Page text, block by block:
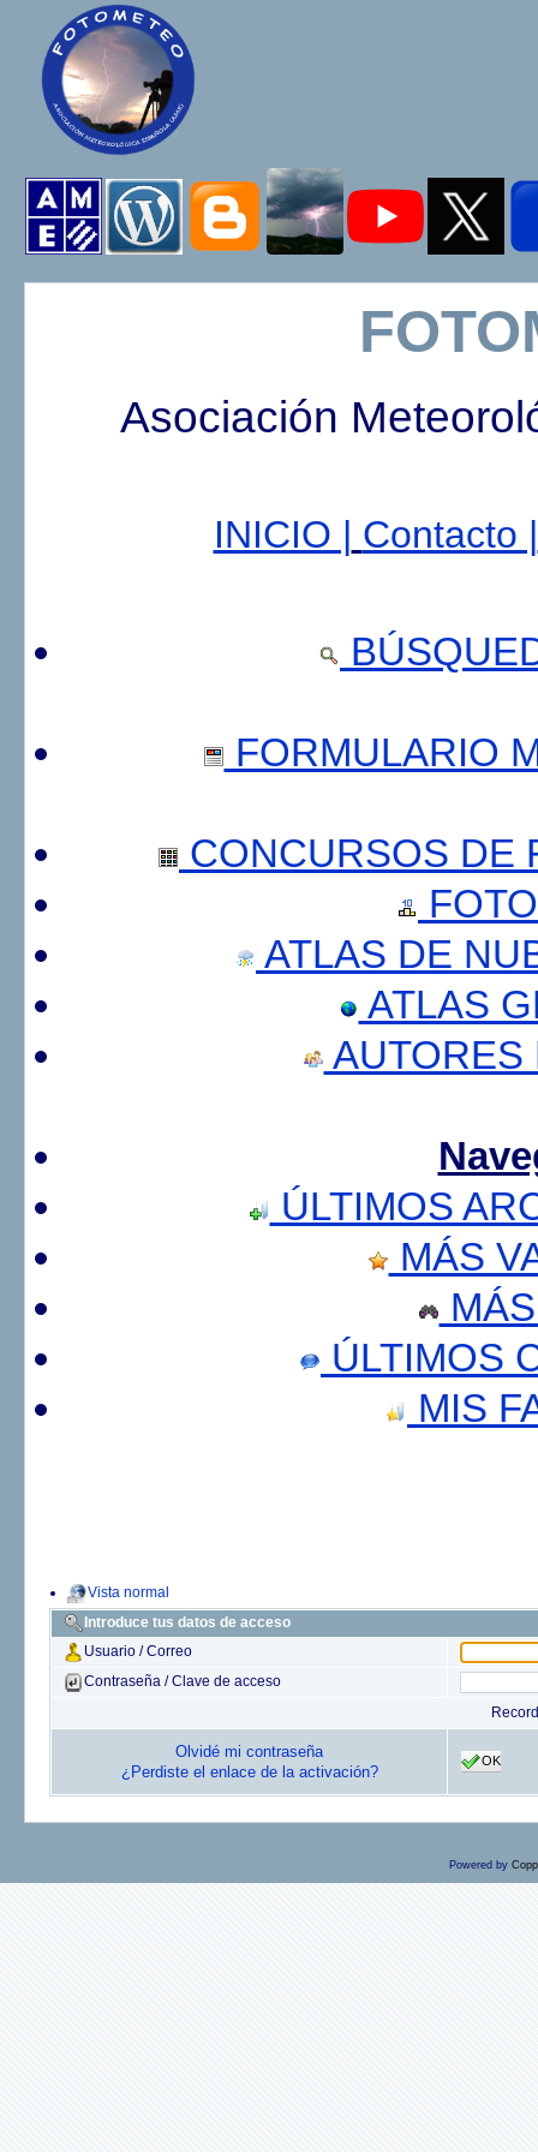
Asociación
INICIO | Contacto |
FORMULARIO
CONCURSOS DE
ATLAS DE
ATLAS
AUTORES
ÚLTIMOS
MÁS
ÚLTIMOS
MIS
Vista normal
Introduce tus datos de acceso
Usuario / Correo
Contraseña / Clave de acceso
Olvidé mi contraseña
¿Perdiste el enlace de la activación?
OK
Powered by